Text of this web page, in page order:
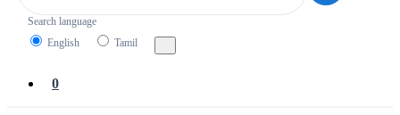
Search language
English
Tamil
0